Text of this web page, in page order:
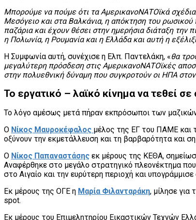
Μπορούμε να πούμε ότι τα ΑμερικανοΝΑΤΟϊκά
Μεσόγειο και στα Βαλκάνια, η απόκτηση του
παζάρια και έχουν θέσει στην ημερήσια διάταξη
η Πολωνία, η Ρουμανία και η Ελλάδα και αυτή η
Η Συμφωνία αυτή, συνέχισε η Ελπ. Παντελάκη, «θα
μεγαλύτερη πρόσδεση στις ΑμερικανοΝΑΤΟϊκές
στην πολυεθνική δύναμη που συγκροτούν οι ΗΠΑ
Το εργατικό – λαϊκό κίνημα να τεθεί
Το λόγο αμέσως μετά πήραν εκπρόσωποι των
Ο Νίκος Μαυροκέφαλος μέλος της ΕΓ του ΠΑΜΕ και
οξύνουν την εκμετάλλευση και τη βαρβαρότητα και
Ο Νίκος Παπαναστάσης εκ μέρους της ΚΕΘΑ,
Αναφέρθηκε στο μεγάλο στρατηγικό πλεονέκτημα που
στο Αιγαίο και την ευρύτερη περιοχή και
Εκ μέρους της ΟΓΕ η Μαρία Φιλανταράκη, μίλησε
spot.
Εκ μέρους του Επιμελητηρίου Εικαστικών Τεχνών